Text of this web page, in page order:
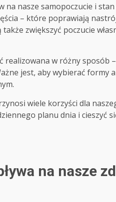
nasze samopoczucie i
– które poprawiają
zwiększyć poczucie
w różny sposób
jest, aby wybierać formy
wiele korzyści dla
planu dnia i cieszyć
na nasze